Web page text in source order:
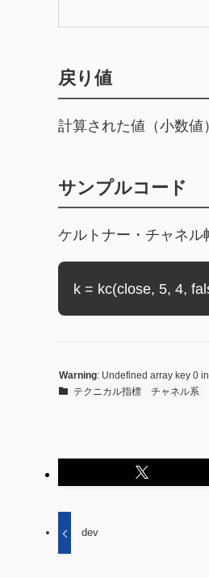
戻り値
計算された値（小数値）
サンプルコード
ケルトナー・チャネル
k = kc(close, 5, 4,
Warning: Undefined array key 0 in
テクニカル指標
チャネル系
dev